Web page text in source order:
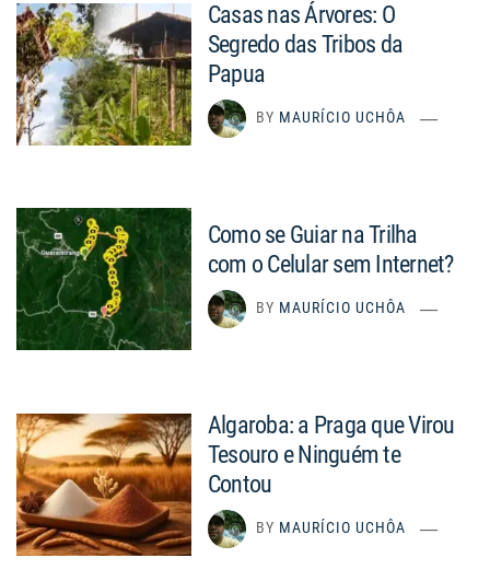
Casas nas Árvores: O
Segredo das Tribos da
Papua
BY MAURÍCIO UCHÔA
Como se Guiar na Trilha
com o Celular sem Internet?
BY MAURÍCIO UCHÔA
Algaroba: a Praga que Virou
Tesouro e Ninguém te
Contou
BY MAURÍCIO UCHÔA